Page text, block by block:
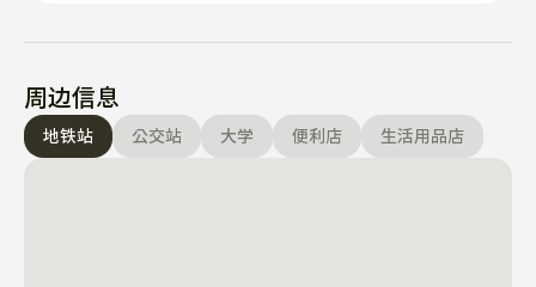
周边信息
地铁站 公交站 大学 便利店 生活用品店